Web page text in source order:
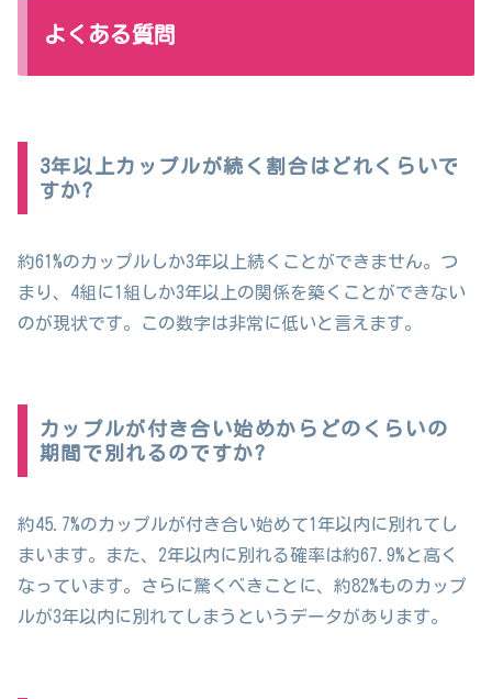
よくある質問
3年以上カップルが続く割合はどれくらいで
すか?
約61%のカップルしか3年以上続くことができません。つ
まり、4組に1組しか3年以上の関係を築くことができない
のが現状です。この数字は非常に低いと言えます。
カップルが付き合い始めからどのくらいの
期間で別れるのですか?
約45.7%のカップルが付き合い始めて1年以内に別れてし
まいます。また、2年以内に別れる確率は約67.9%と高く
なっています。さらに驚くべきことに、約82%ものカップ
ルが3年以内に別れてしまうというデータがあります。